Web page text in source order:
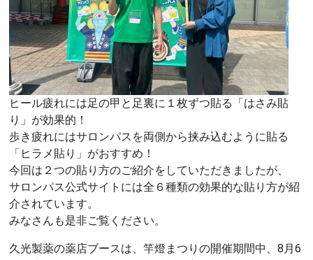
ヒール疲れには足の甲と足裏に１枚ずつ貼る「はさみ貼
り」が効果的！
歩き疲れにはサロンパスを両側から挟み込むように貼る
「ヒラメ貼り」がおすすめ！
今回は２つの貼り方のご紹介をしていただきましたが、
サロンパス公式サイトには全６種類の効果的な貼り方が紹
介されています。
みなさんも是非ご覧ください。
久光製薬の薬店ブースは、竿燈まつりの開催期間中、8月6